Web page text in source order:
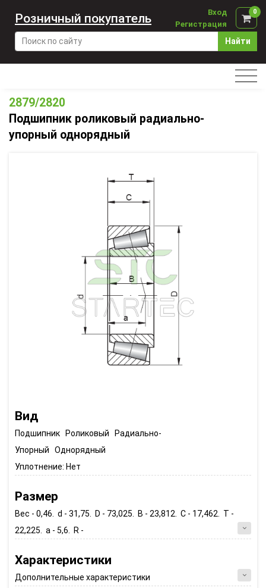
Найти
Вход
Регистрация
0
Розничный покупатель
2879/2820
Подшипник роликовый радиально-
упорный однорядный
Вид
Подшипник Роликовый Радиально-
Упорный Однорядный
Уплотнение: Нет
Размер
Вес - 0,46. d - 31,75. D - 73,025. B - 23,812. C - 17,462. T -
22,225. a - 5,6. R -
Характеристики
Дополнительные характеристики